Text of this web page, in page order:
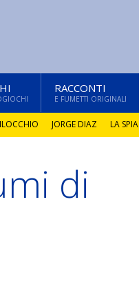
RACCONTI
E FUMETTI ORIGINALI
JORGE DIAZ LA SPIA
di